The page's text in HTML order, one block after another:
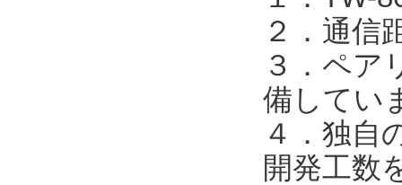
２．通信
３．ペア
備してい
４．独自
開発工数